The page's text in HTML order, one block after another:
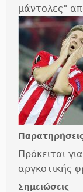
μάντολες"
Πρόκειται
αργκοτικής
Σημειώσεις